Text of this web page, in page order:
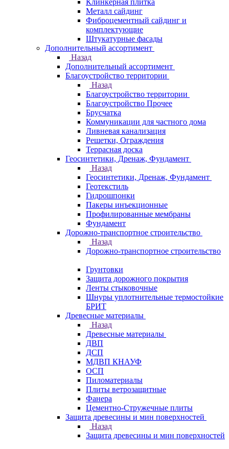
Клинкерная плитка
Металл сайдинг
Фиброцементный сайдинг и
комплектующие
Штукатурные фасады
Дополнительный ассортимент
Назад
Дополнительный ассортимент
Благоустройство территории
Назад
Благоустройство территории
Благоустройство Прочее
Брусчатка
Коммуникации для частного дома
Ливневая канализация
Решетки, Ограждения
Террасная доска
Геосинтетики, Дренаж, Фундамент
Назад
Геосинтетики, Дренаж, Фундамент
Геотекстиль
Гидрошпонки
Пакеры инъекционные
Профилированные мембраны
Фундамент
Дорожно-транспортное строительство
Назад
Дорожно-транспортное строительство
Грунтовки
Защита дорожного покрытия
Ленты стыковочные
Шнуры уплотнительные термостойкие
БРИТ
Древесные материалы
Назад
Древесные материалы
ДВП
ДСП
МДВП КНАУФ
ОСП
Пиломатериалы
Плиты ветрозащитные
Фанера
Цементно-Стружечные плиты
Защита древесины и мин поверхностей
Назад
Защита древесины и мин поверхностей